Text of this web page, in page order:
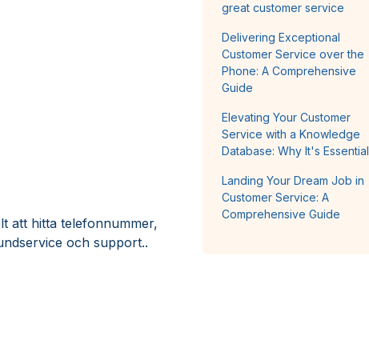
att hitta telefonnummer,
och support..
great customer service
Delivering Exceptional
Customer Service over the
Phone: A Comprehensive
Guide
Elevating Your Customer
Service with a Knowledge
Database: Why It's Essential
Landing Your Dream Job in
Customer Service: A
Comprehensive Guide